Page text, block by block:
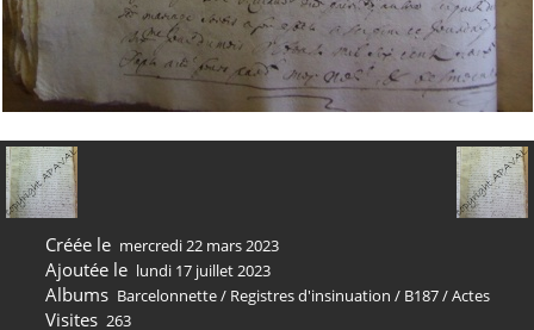
Créée le mercredi 22 mars 2023
Ajoutée le lundi 17 juillet 2023
Albums Barcelonnette/ Registres d'insinuation / B187/Actes
Visites 263